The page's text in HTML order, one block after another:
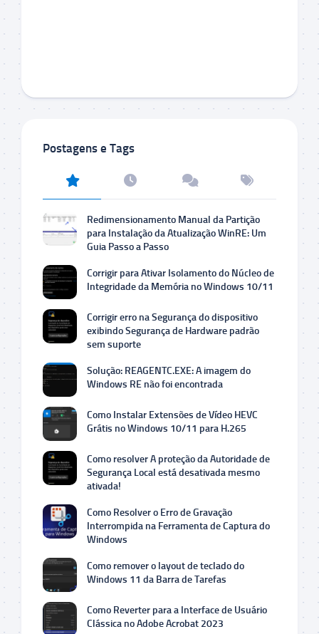
Postagens e Tags
Redimensionamento Manual da Partição
para Instalação da Atualização WinRE: Um
Guia Passo a Passo
Corrigir para Ativar Isolamento do Núcleo de
Integridade da Memória no Windows 10/11
Corrigir erro na Segurança do dispositivo
exibindo Segurança de Hardware padrão
sem suporte
Solução: REAGENTC.EXE: A imagem do
Windows RE não foi encontrada
Como Instalar Extensões de Vídeo HEVC
Grátis no Windows 10/11 para H.265
Como resolver A proteção da Autoridade de
Segurança Local está desativada mesmo
ativada!
Como Resolver o Erro de Gravação
Interrompida na Ferramenta de Captura do
Windows
Como remover o layout de teclado do
Windows 11 da Barra de Tarefas
Como Reverter para a Interface de Usuário
Clássica no Adobe Acrobat 2023